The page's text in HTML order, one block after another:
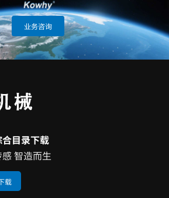
业务咨询
目录下载
智造而生
载